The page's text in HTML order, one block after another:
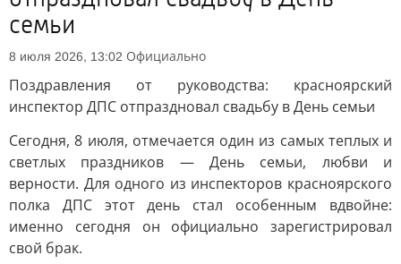
семьи
8 июля 2026, 13:02 Официально
Поздравления от руководства: красноярский
инспектор ДПС отпраздновал свадьбу в День семьи
Сегодня, 8 июля, отмечается один из самых теплых и
светлых праздников — День семьи, любви и
верности. Для одного из инспекторов красноярского
полка ДПС этот день стал особенным вдвойне:
именно сегодня он официально зарегистрировал
свой брак.